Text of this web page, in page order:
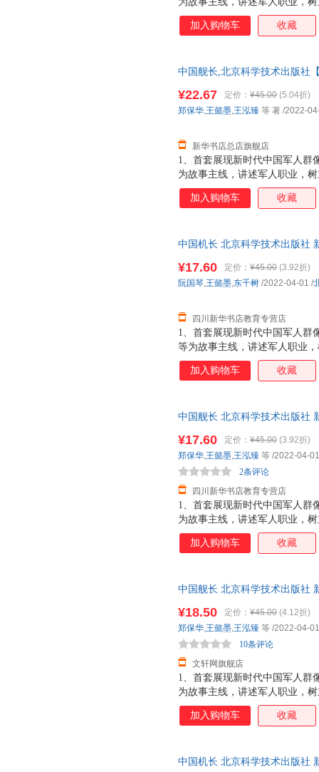
刻”。2、新人物 新装备 专家
核知识壁垒，让孩子掌握最新
加入购物车 收藏
中国舰长,北京科学技术出版社
1、首套展现新时代中国军人群
为故事主线，讲述军人职业，
刻”。2、新人物+新装备+专家
核知识壁垒，让孩子掌握最新
式，直播式记录各兵种“军衔进
锋人物和国家脊梁的精神品质
探寻英雄、崇敬英雄，打好精
¥22.67 定价： ¥45.00 (5.04折)
新华书店总店旗舰店
郑保华,王懿墨,王泓臻 等 著 /2022-
加入购物车 收藏
中国机长 北京科学技术出版社
1、首套展现新时代中国军人群
等为故事主线，讲述军人职业
时刻”。2、新人物+新装备+专
硬核知识壁垒，让孩子掌握近
动方式，直播式记录各兵种“军
代先锋人物和国家脊梁的精神
雄、探寻英雄、崇敬英雄，打
当的时代新
¥17.60 定价： ¥45.00 (3.92折)
四川新华书店教育专营店
阮国琴,王懿墨,东千树 /2022-04-01 /
加入购物车 收藏
中国舰长 北京科学技术出版社
1、首套展现新时代中国军人群
为故事主线，讲述军人职业，
刻”。2、新人物+新装备+专家
核知识壁垒，让孩子掌握近期
式，直播式记录各兵种“军衔进
锋人物和国家脊梁的精神品质
探寻英雄、崇敬英雄，打好精
时代新人
¥17.60 定价： ¥45.00 (3.92折)
四川新华书店教育专营店
2条评论
郑保华,王懿墨,王泓臻 等 /2022-04-01
加入购物车 收藏
中国舰长 北京科学技术出版社
1、首套展现新时代中国军人群
为故事主线，讲述军人职业，
刻”。2、新人物+新装备+专家
核知识壁垒，让孩子掌握近期
式，直播式记录各兵种“军衔进
¥18.50 定价： ¥45.00 (4.12折)
文轩网旗舰店
10条评论
郑保华,王懿墨,王泓臻 等 /2022-04-01
加入购物车 收藏
中国机长 北京科学技术出版社